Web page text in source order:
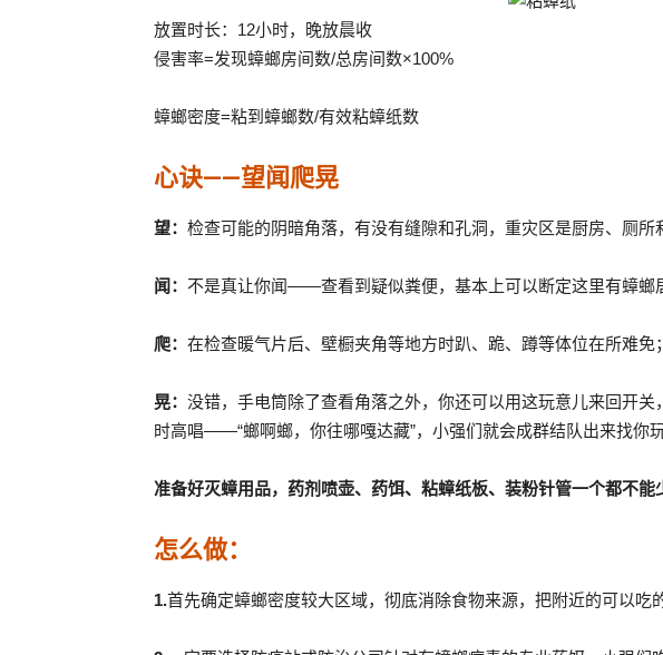
放置时长：12小时，晚放晨收
侵害率=发现蟑螂房间数/总房间数×100%
蟑螂密度=粘到蟑螂数/有效粘蟑纸数
心诀——望闻爬晃
望： 检查可能的阴暗角落，有没有缝隙和孔洞，重灾区是厨房、厕所
闻： 不是真让你闻——查看到疑似粪便，基本上可以断定这里有蟑螂
爬： 在检查暖气片后、壁橱夹角等地方时趴、跪、蹲等体位在所难免；
晃： 没错，手电筒除了查看角落之外，你还可以用这玩意儿来回开
时高唱——“螂啊螂，你往哪嘎达藏”，小强们就会成群结队出来找
准备好灭蟑用品，药剂喷壶、药饵、粘蟑纸板、装粉针管一个都不能
怎么做：
1.首先确定蟑螂密度较大区域，彻底消除食物来源，把附近的可以吃